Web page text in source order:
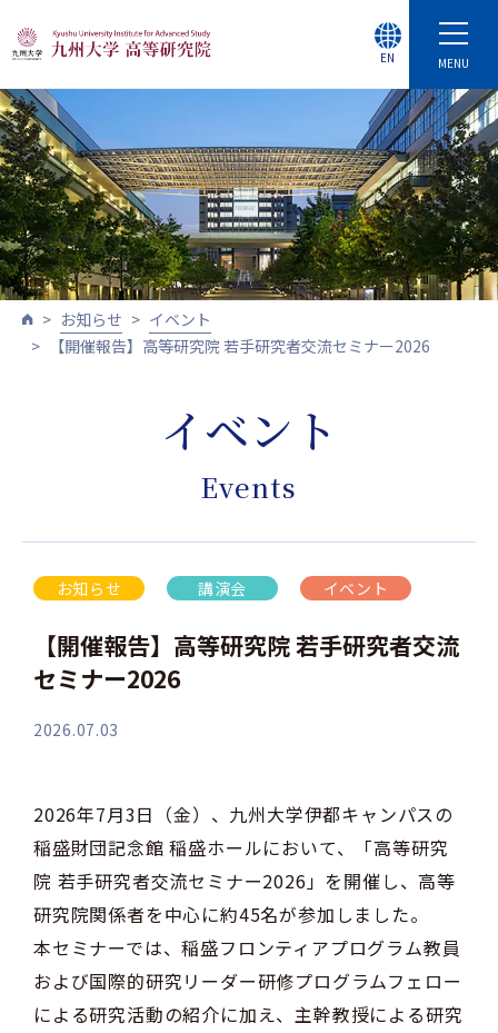
MENU
EN
お知らせ
イベント
【開催報告】高等研究院 若手研究者交流セミナー2026
イベント
Events
お知らせ 講演会 イベント
【開催報告】高等研究院 若手研究者交流
セミナー2026
2026.07.03
2026年7月3日（金）、九州大学伊都キャンパスの
稲盛財団記念館 稲盛ホールにおいて、「高等研究
院 若手研究者交流セミナー2026」を開催し、高等
研究院関係者を中心に約45名が参加しました。
本セミナーでは、稲盛フロンティアプログラム教員
および国際的研究リーダー研修プログラムフェロー
による研究活動の紹介に加え、主幹教授による研究